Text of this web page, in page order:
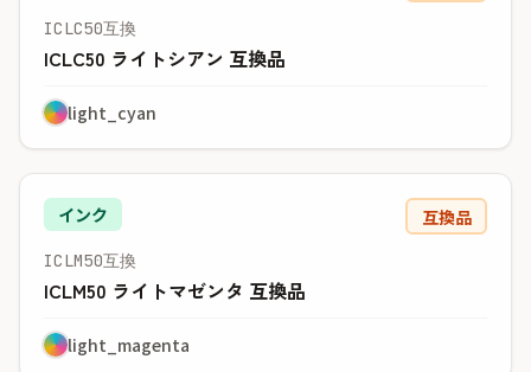
ICLC50互換
ICLC50 ライトシアン 互換品
light_cyan
インク 互換品
ICLM50互換
ICLM50 ライトマゼンタ 互換品
light_magenta